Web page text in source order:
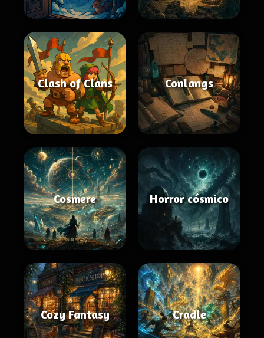
Clash of Clans Conlangs
Cosmere Horror cósmico
Cozy Fantasy Cradle